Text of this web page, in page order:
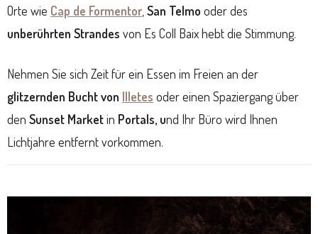
Orte wie Cap de Formentor, San Telmo oder des
unberührten Strandes von Es Coll Baix hebt die Stimmung.
Nehmen Sie sich Zeit für ein Essen im Freien an der
glitzernden Bucht von Illetes oder einen Spaziergang über
den Sunset Marketin Portals, und Ihr Büro wird Ihnen
Lichtjahre entfernt vorkommen.